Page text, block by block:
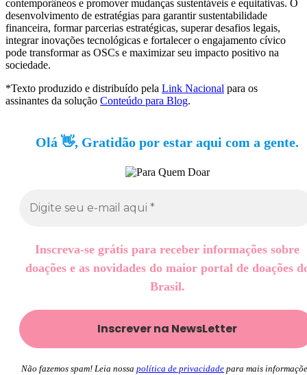
contemporâneos e promover mudanças sustentáveis e equitativas. O
desenvolvimento de estratégias para garantir sustentabilidade
financeira, formar parcerias estratégicas, superar desafios legais,
integrar inovações tecnológicas e fortalecer o engajamento cívico
pode transformar as OSCs e maximizar seu impacto positivo na
sociedade.
*Texto produzido e distribuído pela Link Nacional para os
assinantes da solução Conteúdo para Blog.
Olá 👋, Gratidão por estar aqui com a gente.
Inscreva-se grátis para receber informações sobre
doações e as novidades do maior portal de doações
Brasil.
Não fazemos spam! Leia nossa política de privacidade para mais